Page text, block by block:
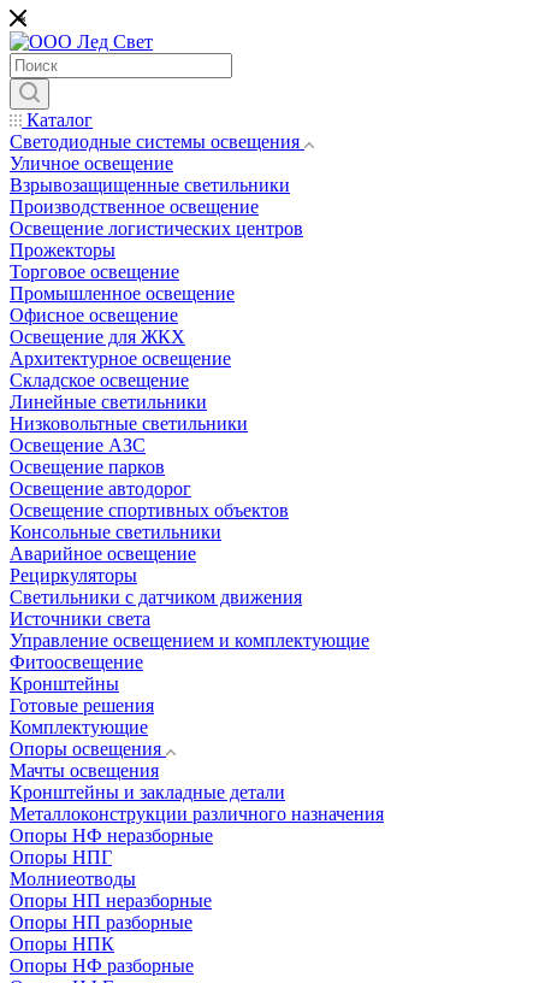
Каталог
Светодиодные системы освещения
Уличное освещение
Взрывозащищенные светильники
Производственное освещение
Освещение логистических центров
Прожекторы
Торговое освещение
Промышленное освещение
Офисное освещение
Освещение для ЖКХ
Архитектурное освещение
Складское освещение
Линейные светильники
Низковольтные светильники
Освещение АЗС
Освещение парков
Освещение автодорог
Освещение спортивных объектов
Консольные светильники
Аварийное освещение
Рециркуляторы
Светильники с датчиком движения
Источники света
Управление освещением и комплектующие
Фитоосвещение
Кронштейны
Готовые решения
Комплектующие
Опоры освещения
Мачты освещения
Кронштейны и закладные детали
Металлоконструкции различного назначения
Опоры НФ неразборные
Опоры НПГ
Молниеотводы
Опоры НП неразборные
Опоры НП разборные
Опоры НПК
Опоры НФ разборные
*